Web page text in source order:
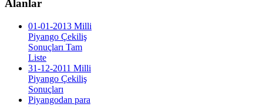
Alanlar
01-01-2013 Milli
Piyango Çekiliş
Sonuçları Tam
Liste
31-12-2011 Milli
Piyango Çekiliş
Sonuçları
Piyangodan para